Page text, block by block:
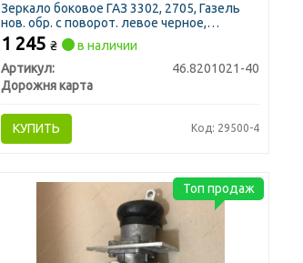
Зеркало боковое ГАЗ 3302, 2705, Газель
нов. обр. с поворот. левое черное,
матовое (ДК)
1 245₴
в наличии
Артикул:
46.8201021-40
Дорожня карта
КУПИТЬ Код: 29500-4
Топ продаж